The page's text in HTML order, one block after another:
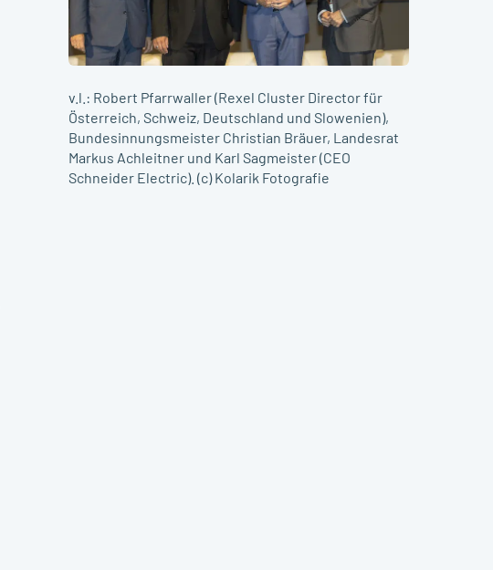
v.l.: Robert Pfarrwaller (Rexel Cluster Director für
Österreich, Schweiz, Deutschland und Slowenien),
Bundesinnungsmeister Christian Bräuer, Landesrat
Markus Achleitner und Karl Sagmeister (CEO
Schneider Electric). (c) Kolarik Fotografie